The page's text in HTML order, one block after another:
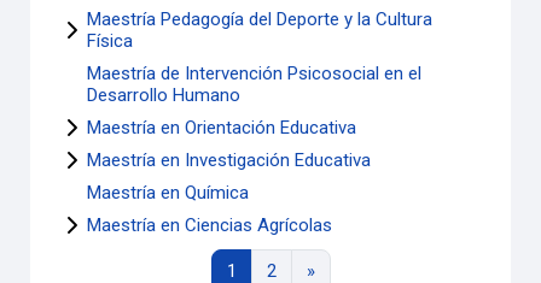
Maestría Pedagogía del Deporte y la Cultura
Física
Maestría de Intervención Psicosocial en el
Desarrollo Humano
Maestría en Orientación Educativa
Maestría en Investigación Educativa
Maestría en Química
Maestría en Ciencias Agrícolas
1 Page 1
2Page 2
»Next page